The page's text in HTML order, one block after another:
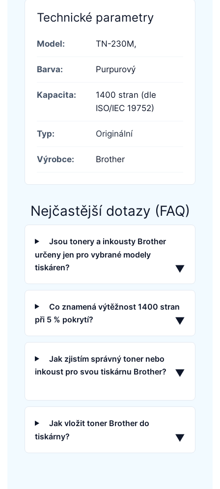
Technické parametry
Model: TN-230M,
Barva: Purpurový
Kapacita:
1400 stran (dle
ISO/IEC 19752)
Typ: Originální
Výrobce: Brother
Nejčastější dotazy (FAQ)
Jsou tonery a inkousty Brother
určeny jen pro vybrané modely
tiskáren?
▼
Co znamená výtěžnost 1400 stran
při 5 % pokrytí?
▼
Jak zjistím správný toner nebo
inkoust pro svou tiskárnu Brother?
▼
Jak vložit toner Brother do
tiskárny?
▼